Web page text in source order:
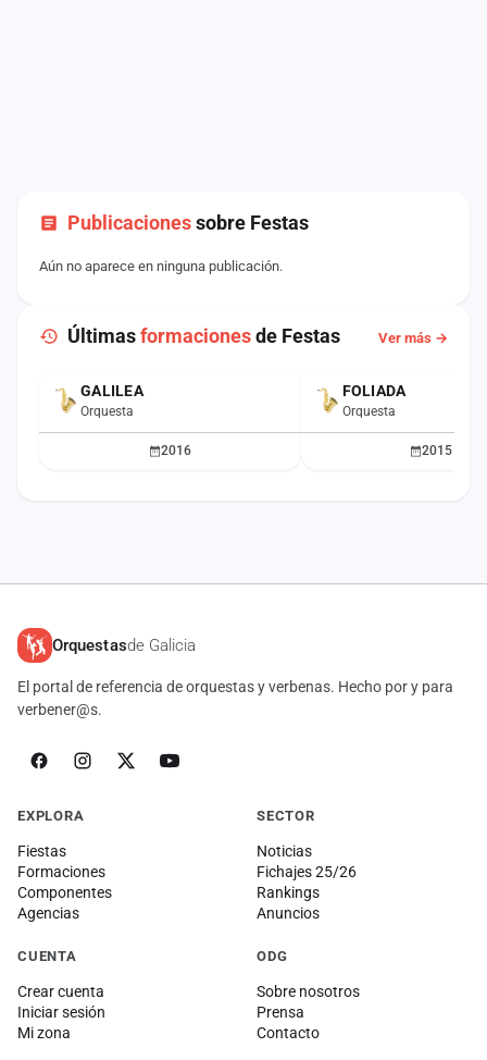
Publicacionessobre Festas
Aún no aparece en ninguna publicación.
Últimasformacionesde Festas Ver más →
GALILEA
Orquesta
2016
FOLIADA
Orquesta
2015
Orquestasde Galicia
El portal de referencia de orquestas y verbenas. Hecho por y para
verbener@s.
EXPLORA
Fiestas
Formaciones
Componentes
Agencias
SECTOR
Noticias
Fichajes 25/26
Rankings
Anuncios
CUENTA
Crear cuenta
Iniciar sesión
Mi zona
ODG
Sobre nosotros
Prensa
Contacto